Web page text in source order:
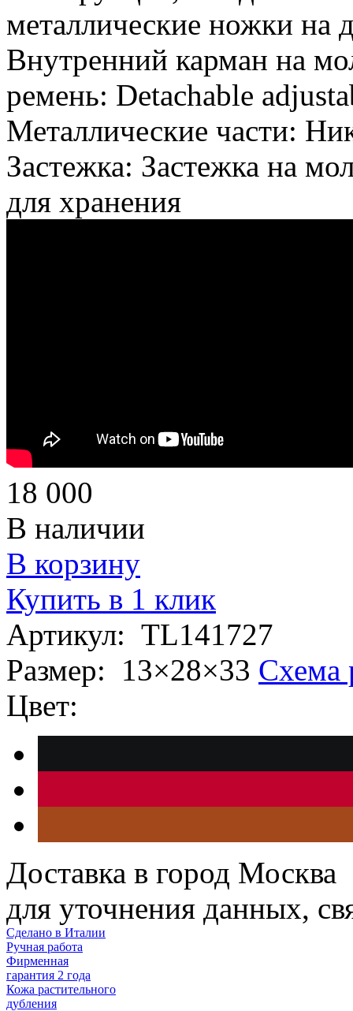
металлические ножки на
Внутренний карман на
ремень: Detachable
Металлические части:
Застежка: Застежка на
для хранения
18 000
В наличии
В корзину
Купить в 1 клик
Артикул: TL141727
Размер: 13×28×33 Схема
Цвет:
Доставка в город Москва
для уточнения данных,
Сделано в Италии
Ручная работа
Фирменная
гарантия 2 года
Кожа растительного
дубления